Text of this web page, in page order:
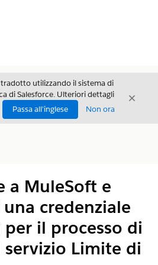
utilizzando il sistema di
di Salesforce. Ulteriori dettagli
Passa all'inglese Non ora
Chiudi
a MuleSoft e
credenziale
il processo di
Limite di